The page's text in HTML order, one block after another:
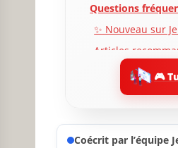
Questions
✨ Nouveau sur
Articles
Partager l'amour
🎮
Coécrit par l’équipe